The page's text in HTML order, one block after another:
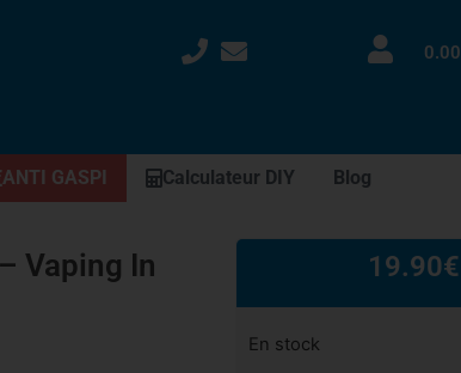
0.00
ANTI GASPI Calculateur DIY Blog
Vaping In
19.90€
En stock